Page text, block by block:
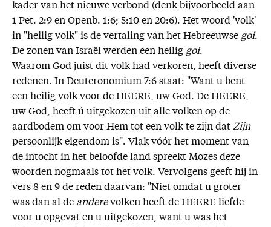
kader van het nieuwe verbond (denk bijvoorbeeld aan
1 Pet. 2:9 en Openb. 1:6; 5:10 en 20:6). Het woord 'volk'
in "heilig volk" is de vertaling van het Hebreeuwse goi.
De zonen van Israël werden een heilig goi.
Waarom God juist dit volk had verkoren, heeft diverse
redenen. In Deuteronomium 7:6 staat: "Want u bent
een heilig volk voor de HEERE, uw God. De HEERE,
uw God, heeft ú uitgekozen uit alle volken op de
aardbodem om voor Hem tot een volk te zijn dat Zijn
persoonlijk eigendom is". Vlak vóór het moment van
de intocht in het beloofde land spreekt Mozes deze
woorden nogmaals tot het volk. Vervolgens geeft hij in
vers 8 en 9 de reden daarvan: "Niet omdat u groter
was dan al de anderevolken heeft de HEERE liefde
voor u opgevat en u uitgekozen, want u was het